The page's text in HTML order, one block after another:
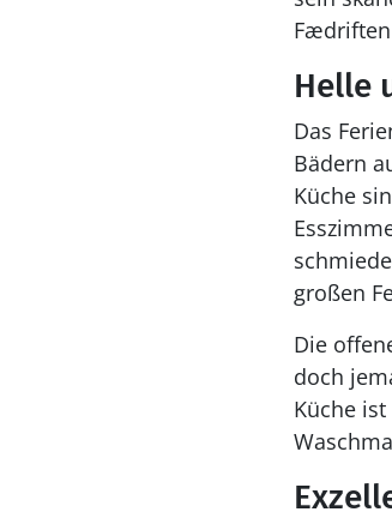
Helle
Das
Bädern
Küche
großen
Die
doch
Küche